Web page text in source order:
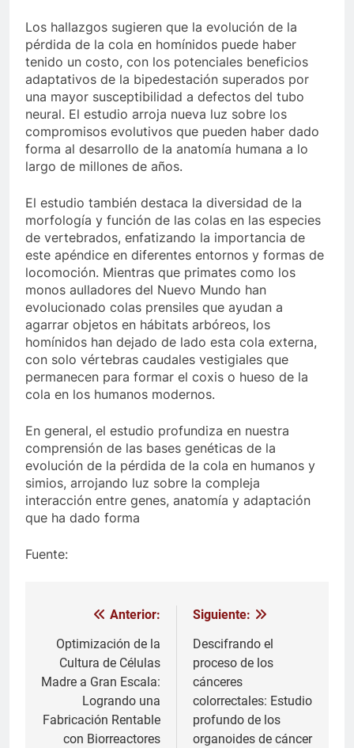
Los hallazgos sugieren que la evolución de la
pérdida de la cola en homínidos puede haber
tenido un costo, con los potenciales beneficios
adaptativos de la bipedestación superados por
una mayor susceptibilidad a defectos del tubo
neural. El estudio arroja nueva luz sobre los
compromisos evolutivos que pueden haber dado
forma al desarrollo de la anatomía humana a lo
largo de millones de años.
El estudio también destaca la diversidad de la
morfología y función de las colas en las especies
de vertebrados, enfatizando la importancia de
este apéndice en diferentes entornos y formas de
locomoción. Mientras que primates como los
monos aulladores del Nuevo Mundo han
evolucionado colas prensiles que ayudan a
agarrar objetos en hábitats arbóreos, los
homínidos han dejado de lado esta cola externa,
con solo vértebras caudales vestigiales que
permanecen para formar el coxis o hueso de la
cola en los humanos modernos.
En general, el estudio profundiza en nuestra
comprensión de las bases genéticas de la
evolución de la pérdida de la cola en humanos y
simios, arrojando luz sobre la compleja
interacción entre genes, anatomía y adaptación
que ha dado forma
Fuente:
Navegación
de
entradas
Anterior:
Optimización de la
Cultura de Células
Madre a Gran Escala:
Logrando una
Fabricación Rentable
con Biorreactores
Siguiente:
Descifrando el
proceso de los
cánceres
colorrectales: Estudio
profundo de los
organoides de cáncer